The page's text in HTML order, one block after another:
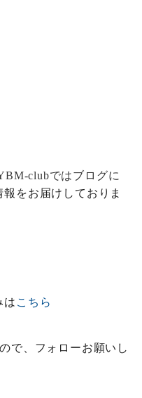
clubではブログに
をお届けしておりま
は こちら
で、フォローお願いし